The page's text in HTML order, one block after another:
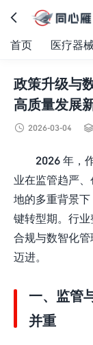

首页 医疗器
政策升级与
高质量发展
 2026-03-04 
2026 年，
业在监管趋严
地的多重背景
键转型期。行
合规与数智化
迈进。
一、监管
并重